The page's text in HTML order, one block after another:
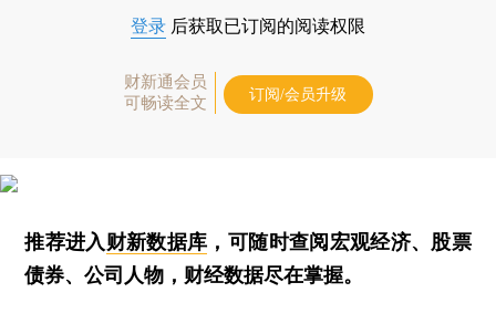
登录 后获取已订阅的阅读权限
财新通会员
可畅读全文
订阅/会员升级
推荐进入财新数据库 ，可随时查阅宏观经济、股票
债券、公司人物，财经数据尽在掌握。